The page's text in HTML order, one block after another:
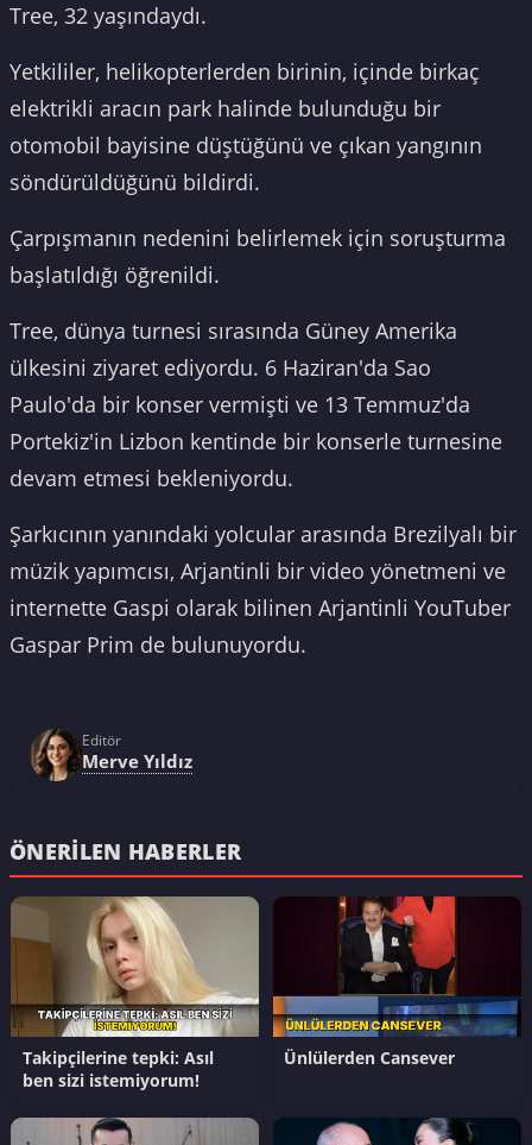
Tree, 32 yaşındaydı.
Yetkililer, helikopterlerden birinin, içinde birkaç
elektrikli aracın park halinde bulunduğu bir
otomobil bayisine düştüğünü ve çıkan yangının
söndürüldüğünü bildirdi.
Çarpışmanın nedenini belirlemek için soruşturma
başlatıldığı öğrenildi.
Tree, dünya turnesi sırasında Güney Amerika
ülkesini ziyaret ediyordu. 6 Haziran'da Sao
Paulo'da bir konser vermişti ve 13 Temmuz'da
Portekiz'in Lizbon kentinde bir konserle turnesine
devam etmesi bekleniyordu.
Şarkıcının yanındaki yolcular arasında Brezilyalı bir
müzik yapımcısı, Arjantinli bir video yönetmeni ve
internette Gaspi olarak bilinen Arjantinli YouTuber
Gaspar Prim de bulunuyordu.
Editör
Merve Yıldız
ÖNERILEN HABERLER
Takipçilerine tepki: Asıl
ben sizi istemiyorum!
Ünlülerden Cansever